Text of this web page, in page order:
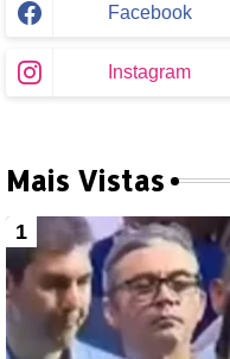
Facebook
Instagram
Mais Vistas